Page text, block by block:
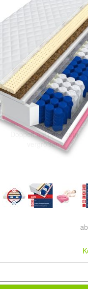
Doppelt antippen zum
vergrößern
ab